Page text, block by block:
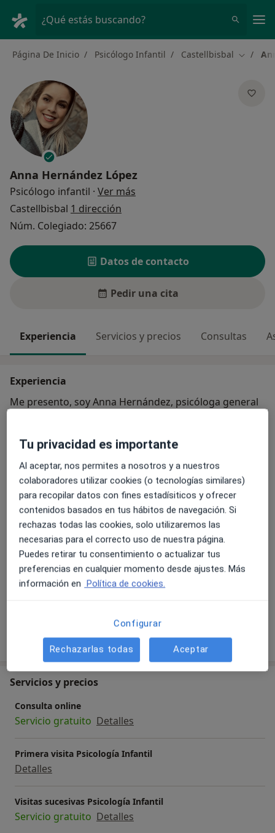
¿Qué estás buscando?
Página De Inicio Psicólogo Infantil Castellbisbal
Anna Hernández López
Psicólogo infantil · Ver más
Castellbisbal 1 dirección
Núm. Colegiado: 25667
Datos de contacto
Pedir una cita
Experiencia Servicios y precios Consultas
Experiencia
Me presento, soy Anna Hernández, psicóloga general
juvenil en diversos ámbitos.
Actualmente, sigo en constante formación para poder
complementar y mejorar la calidad de las
intervenciones, basándome en las necesidades de las
personas que acuden a consulta.
ver másSobre mí
Principales enfermedades tratadas
Trastornos del aprendizaje
Trastorno infanto-juvenil
Exceso de pataletas y rabietas
Mostrar más detalles
sobre la experiencia
Servicios y precios
Consulta online
Servicio gratuito Detalles
Primera visita Psicología Infantil
Detalles
Visitas sucesivas Psicología Infantil
Servicio gratuito Detalles
Tu privacidad es importante
Al aceptar, nos permites a nosotros y a nuestros
colaboradores utilizar cookies (o tecnologías similares)
para recopilar datos con fines estadísiticos y ofrecer
contenidos basados en tus hábitos de navegación. Si
rechazas todas las cookies, solo utilizaremos las
necesarias para el correcto uso de nuestra página.
Puedes retirar tu consentimiento o actualizar tus
preferencias en cualquier momento desde ajustes. Más
información en Política de cookies.
Configurar
Rechazarlas todas Aceptar